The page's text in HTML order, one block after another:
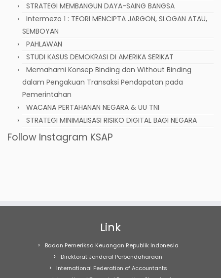
STRATEGI MEMBANGUN DAYA-SAING BANGSA
Intermezo 1 : TEORI MENCIPTA JARGON, SLOGAN ATAU,
SEMBOYAN
PAHLAWAN
STUDI KASUS DEMOKRASI DI AMERIKA SERIKAT
Memahami Konsep Binding dan Without Binding
dalam Pengakuan Transaksi Pendapatan pada
Pemerintahan
WACANA PERTAHANAN NEGARA & UU TNI
STRATEGI MINIMALISASI RISIKO DIGITAL BAGI NEGARA
Follow Instagram KSAP
Link
Badan Pemeriksa Keuangan Republik Indonesia
Direktorat Jenderal Perbendaharaan
International Federation of Accountants